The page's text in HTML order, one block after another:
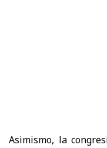
Asimismo, la